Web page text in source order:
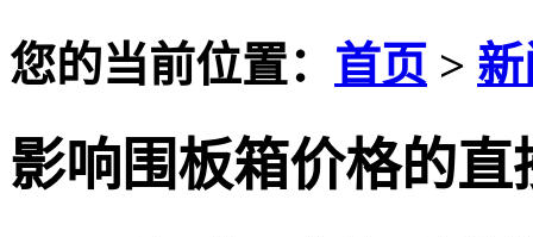
您的当前位置： 首页 >
影响围板箱价格的直